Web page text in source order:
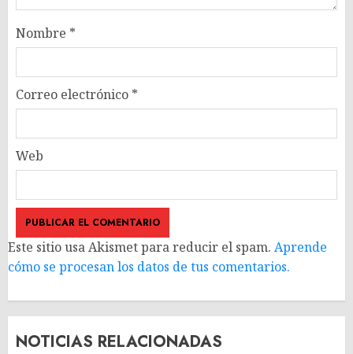
Nombre *
Correo electrónico *
Web
Este sitio usa Akismet para reducir el spam. Aprende
cómo se procesan los datos de tus comentarios.
NOTICIAS RELACIONADAS